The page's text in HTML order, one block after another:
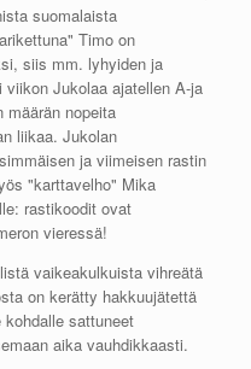
suomalaista
Timo on
siis mm. lyhyiden ja
Jukolaa ajatellen A-ja
määrän nopeita
liikaa. Jukolan
ja viimeisen rastin
"karttavelho" Mika
rastikoodit ovat
vieressä!
vaikeakulkuista vihreätä
on kerätty hakkuujätettä
sattuneet
aika vauhdikkaasti.